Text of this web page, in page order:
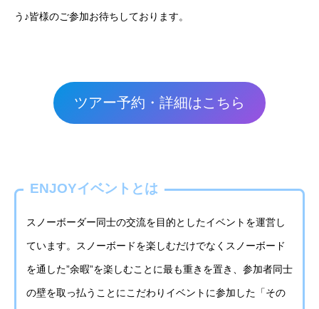
う♪皆様のご参加お待ちしております。
ツアー予約・詳細はこちら
ENJOYイベントとは
スノーボーダー同士の交流を目的としたイベントを運営し
ています。スノーボードを楽しむだけでなくスノーボード
を通した”余暇”を楽しむことに最も重きを置き、参加者同士
の壁を取っ払うことにこだわりイベントに参加した「その